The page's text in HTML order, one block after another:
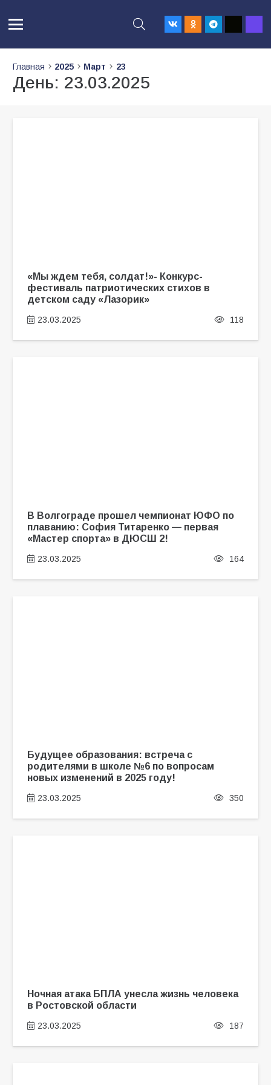
Главная 2025 Март 23
День: 23.03.2025
«Мы ждем тебя, солдат!»- Конкурс-
фестиваль патриотических стихов в
детском саду «Лазорик»
23.03.2025 118
В Волгограде прошел чемпионат ЮФО по
плаванию: София Титаренко — первая
«Мастер спорта» в ДЮСШ 2!
23.03.2025 164
Будущее образования: встреча с
родителями в школе №6 по вопросам
новых изменений в 2025 году!
23.03.2025 350
Ночная атака БПЛА унесла жизнь человека
в Ростовской области
23.03.2025 187